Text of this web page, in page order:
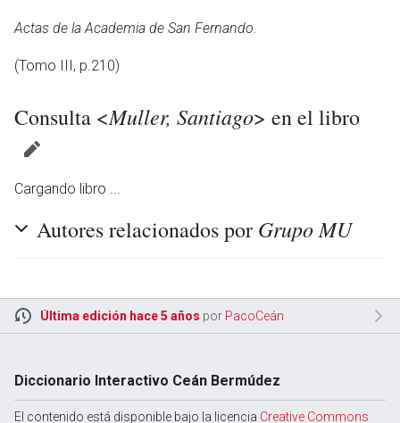
Actas de la Academia de San Fernando.
(Tomo III, p.210)
Consulta <Muller, Santiago> en el libro
Cargando libro ...
Autores relacionados por Grupo MU
Última edición hace 5 años por PacoCeán
Diccionario Interactivo Ceán Bermúdez
El contenido está disponible bajo la licencia Creative Commons